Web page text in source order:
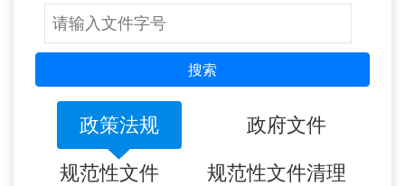
搜索
政策法规 政府文件
规范性文件 规范性文件清理